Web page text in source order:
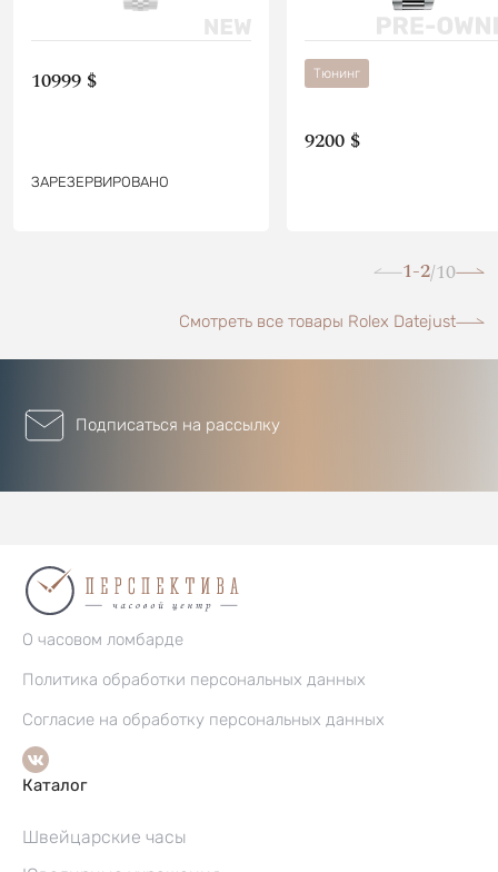
10999 $
ЗАРЕЗЕРВИРОВАНО
Тюнинг
9200 $
1-2/10
Смотреть все товары Rolex Datejust
Подписаться на рассылку
О часовом ломбарде
Политика обработки персональных данных
Согласие на обработку персональных данных
Каталог
Швейцарские часы